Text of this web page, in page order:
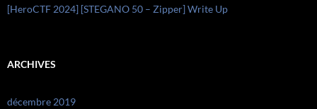
[HeroCTF 2024] [STEGANO 50 – Zipper] Write Up
ARCHIVES
décembre 2019